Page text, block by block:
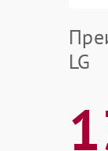
LG